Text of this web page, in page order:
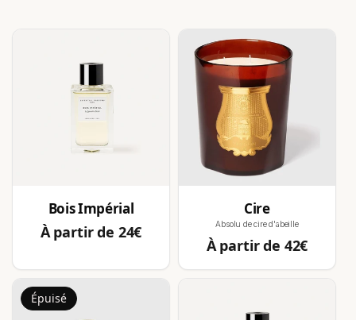
Bois Impérial
Prix
habituel
À partir de 24€
Cire
Absolu de cire d'abeille
Prix
habituel
À partir de 42€
Épuisé